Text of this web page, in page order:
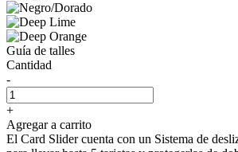
Guía de talles
Cantidad
-
+
Agregar a carrito
El Card Slider cuenta con un Sistema de